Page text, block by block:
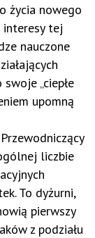
życia nowego
interesy tej
nauczone
„ciepłe
upomną
liczbie
To dyżurni,
pierwszy
z podziału